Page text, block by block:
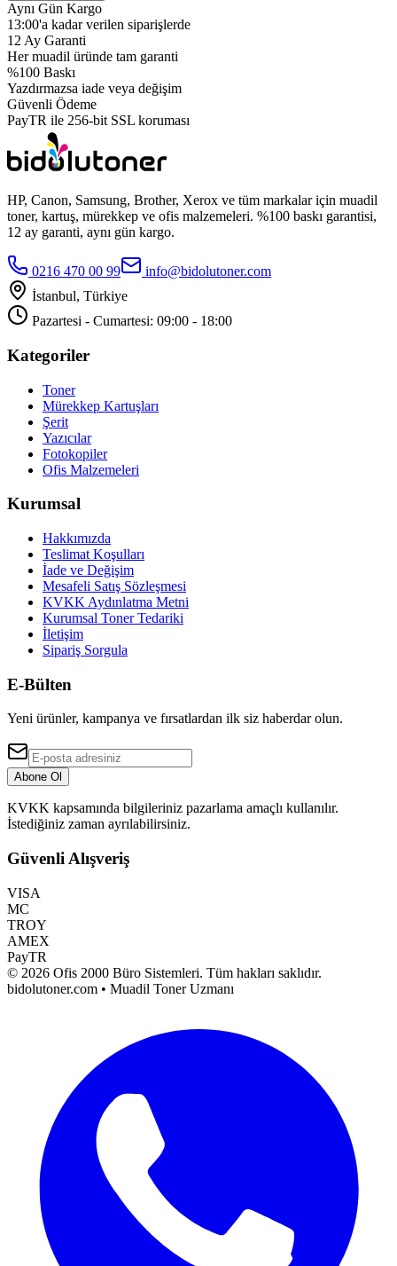
Aynı Gün Kargo
13:00'a kadar verilen siparişlerde
12 Ay Garanti
Her muadil üründe tam garanti
%100 Baskı
Yazdırmazsa iade veya değişim
Güvenli Ödeme
PayTR ile 256-bit SSL koruması
HP, Canon, Samsung, Brother, Xerox ve tüm markalar için muadil
toner, kartuş, mürekkep ve ofis malzemeleri. %100 baskı garantisi,
12 ay garanti, aynı gün kargo.
0216 470 00 99
info@bidolutoner.com
İstanbul, Türkiye
Pazartesi - Cumartesi: 09:00 - 18:00
Kategoriler
Toner
Mürekkep Kartuşları
Şerit
Yazıcılar
Fotokopiler
Ofis Malzemeleri
Kurumsal
Hakkımızda
Teslimat Koşulları
İade ve Değişim
Mesafeli Satış Sözleşmesi
KVKK Aydınlatma Metni
Kurumsal Toner Tedariki
İletişim
Sipariş Sorgula
E-Bülten
Yeni ürünler, kampanya ve fırsatlardan ilk siz haberdar olun.
Abone Ol
KVKK kapsamında bilgileriniz pazarlama amaçlı kullanılır.
İstediğiniz zaman ayrılabilirsiniz.
Güvenli Alışveriş
VISA
MC
TROY
AMEX
PayTR
© 2026 Ofis 2000 Büro Sistemleri. Tüm hakları saklıdır.
bidolutoner.com • Muadil Toner Uzmanı